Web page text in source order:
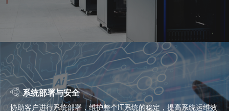
系统部署与安全
协助客户进行系统部署，维护整个IT系统的稳定，提高系统运维效